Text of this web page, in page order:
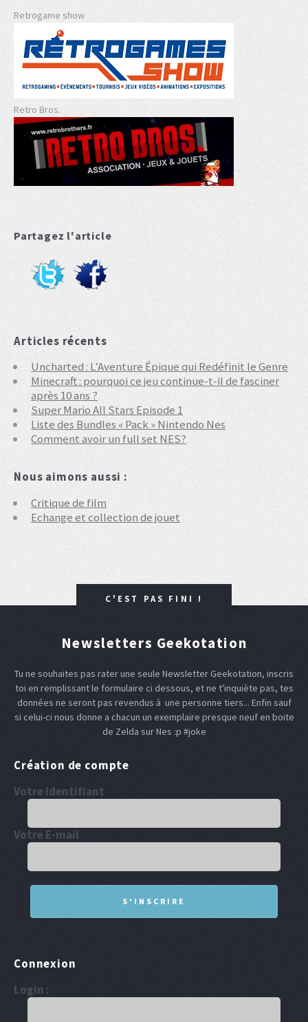
Retrogame show
Retro Bros.
Partagez l'article
Articles récents
Uncharted : L’Aventure Épique qui Redéfinit le Genre
Minecraft : pourquoi ce jeu continue-t-il de fasciner
après 10 ans ?
Super Mario All Stars Episode 1
Liste des Bundles « Pack » Nintendo Nes
Comment avoir un full set NES?
Nous aimons aussi :
Critique de film
Echange et collection de jouet
C'EST PAS FINI !
Newsletters Geekotation
Tu ne souhaites pas rater une seule Newsletter Geekotation, inscris
toi en remplissant le formulaire ci dessous, et ne t'inquiète pas, tes
données ne seront pas revendus à une personne tiers... Enfin sauf
si celui-ci nous donne a chacun un exemplaire presque neuf en boite
de Zelda sur Nes :p #joke
Création de compte
Votre Identifiant
Votre E-mail
Connexion
Login :